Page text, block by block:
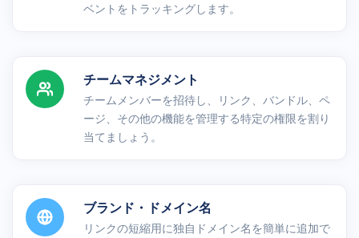
ベントをトラッキングします。
チームマネジメント
チームメンバーを招待し、リンク、バンドル、ペ
ージ、その他の機能を管理する特定の権限を割り
当てましょう。
ブランド・ドメイン名
リンクの短縮用に独自ドメイン名を簡単に追加で